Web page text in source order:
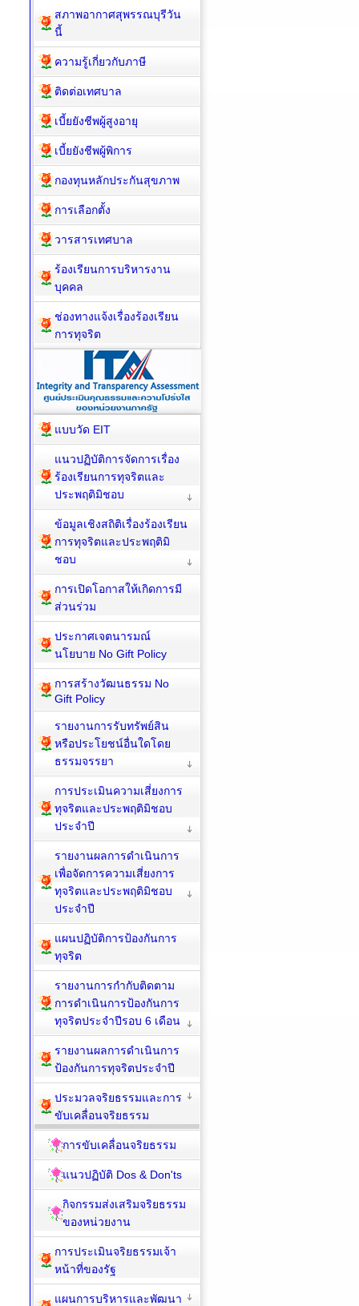
สภาพอากาศสุพรรณบุรีวัน
นี้
ความรู้เกี่ยวกับภาษี
ติดต่อเทศบาล
เบี้ยยังชีพผู้สูงอายุ
เบี้ยยังชีพผู้พิการ
กองทุนหลักประกันสุขภาพ
การเลือกตั้ง
วารสารเทศบาล
ร้องเรียนการบริหารงาน
บุคคล
ช่องทางแจ้งเรื่องร้องเรียน
การทุจริต
แบบวัด EIT
แนวปฏิบัติการจัดการเรื่อง
ร้องเรียนการทุจริตและ
ประพฤติมิชอบ
ข้อมูลเชิงสถิติเรื่องร้องเรียน
การทุจริตและประพฤติมิ
ชอบ
การเปิดโอกาสให้เกิดการมี
ส่วนร่วม
ประกาศเจตนารมณ์
นโยบาย No Gift Policy
การสร้างวัฒนธรรม No
Gift Policy
รายงานการรับทรัพย์สิน
หรือประโยชน์อื่นใดโดย
ธรรมจรรยา
การประเมินความเสี่ยงการ
ทุจริตและประพฤติมิชอบ
ประจำปี
รายงานผลการดำเนินการ
เพื่อจัดการความเสี่ยงการ
ทุจริตและประพฤติมิชอบ
ประจำปี
แผนปฏิบัติการป้องกันการ
ทุจริต
รายงานการกำกับติดตาม
การดำเนินการป้องกันการ
ทุจริตประจำปีรอบ 6 เดือน
รายงานผลการดำเนินการ
ป้องกันการทุจริตประจำปี
ประมวลจริยธรรมและการ
ขับเคลื่อนจริยธรรม
การขับเคลื่อนจริยธรรม
แนวปฏิบัติ Dos & Don'ts
กิจกรรมส่งเสริมจริยธรรม
ของหน่วยงาน
การประเมินจริยธรรมเจ้า
หน้าที่ของรัฐ
แผนการบริหารและพัฒนา